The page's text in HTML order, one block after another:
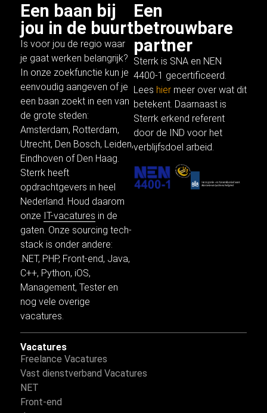
Een baan bij
jou in de buurt
Is voor jou de regio waar
je gaat werken belangrijk?
In onze zoekfunctie kun je
eenvoudig aangeven of je
een baan zoekt in een van
de grote steden:
Amsterdam, Rotterdam,
Utrecht, Den Bosch, Leiden,
Eindhoven of Den Haag.
Sterrk heeft
opdrachtgevers in heel
Nederland. Houd daarom
onze IT-vacatures in de
gaten. Onze sourcing tech-
stack is onder andere:
.NET, PHP, Front-end, Java,
C++, Python, iOS,
Management, Testeren
nog vele overige
vacatures.
Een
betrouwbare
partner
Sterrk is SNA en NEN
4400-1 gecertificeerd.
Lees hiermeer over wat dit
betekent. Daarnaast is
Sterrk erkend referent
door de IND voor het
verblijfsdoel arbeid.
Vacatures
Freelance Vacatures
Vast dienstverband Vacatures
NET
Front-end